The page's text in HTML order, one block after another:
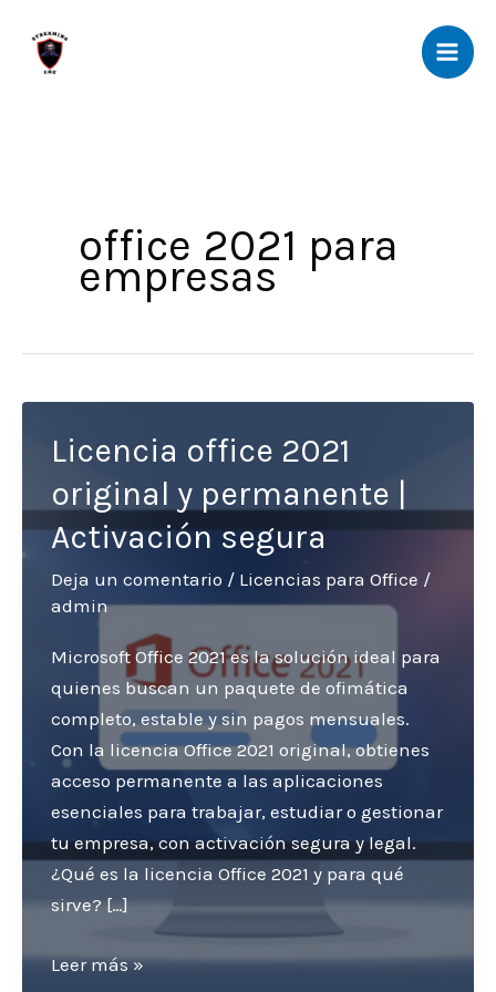
contenido
office 2021 para
empresas
Licencia office 2021
original y permanente |
Activación segura
Deja un comentario / Licencias para Office /
admin
Microsoft Office 2021 es la solución ideal para
quienes buscan un paquete de ofimática
completo, estable y sin pagos mensuales.
Con la licencia Office 2021 original, obtienes
acceso permanente a las aplicaciones
esenciales para trabajar, estudiar o gestionar
tu empresa, con activación segura y legal.
¿Qué es la licencia Office 2021 y para qué
sirve? […]
Licencia
Leer más »